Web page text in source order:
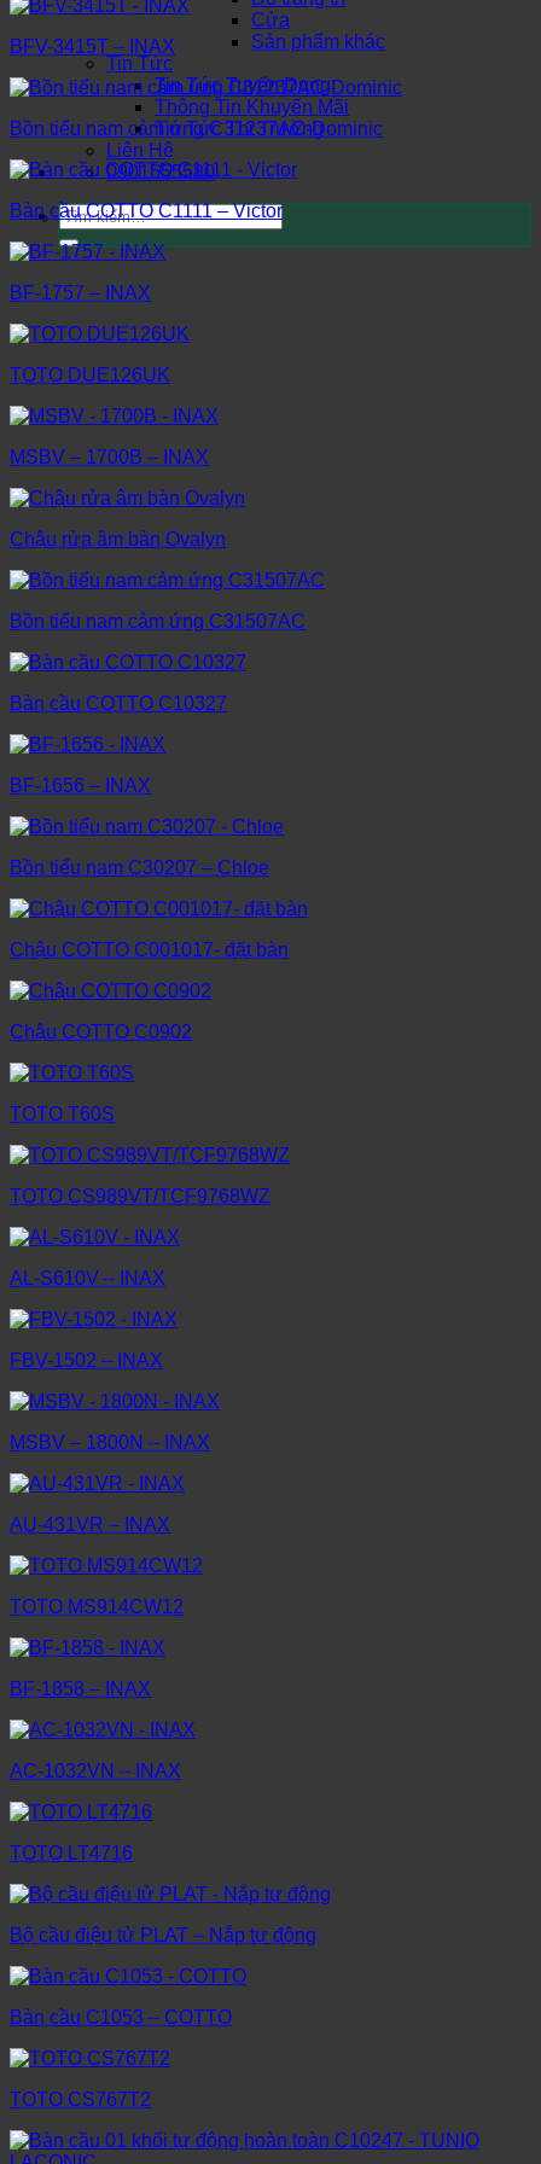
Cửa
Sản phẩm khác
Tin Tức
Tin Tức Tuyển Dụng
Thông Tin Khuyến Mãi
Tin Tức Thị Trường
Liên Hệ
0901555580
Tìm
kiếm:
BFV-3415T – INAX
Bồn tiểu nam cảm ứng C31237AC-Dominic
Bàn cầu COTTO C1111 – Victor
BF-1757 – INAX
TOTO DUE126UK
MSBV – 1700B – INAX
Chậu rửa âm bàn Ovalyn
Bồn tiểu nam cảm ứng C31507AC
Bàn cầu COTTO C10327
BF-1656 – INAX
Bồn tiểu nam C30207 – Chloe
Chậu COTTO C001017- đặt bàn
Chậu COTTO C0902
TOTO T60S
TOTO CS989VT/TCF9768WZ
AL-S610V – INAX
FBV-1502 – INAX
MSBV – 1800N – INAX
AU-431VR – INAX
TOTO MS914CW12
BF-1858 – INAX
AC-1032VN – INAX
TOTO LT4716
Bộ cầu điệu tử PLAT – Nắp tự động
Bàn cầu C1053 – COTTO
TOTO CS767T2